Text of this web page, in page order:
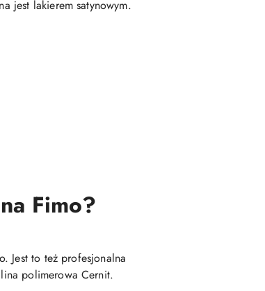
jest lakierem satynowym.
Fimo?
Jest to też profesjonalna
polimerowa Cernit.